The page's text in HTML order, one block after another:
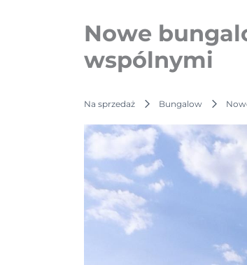
Nowe
wspólnymi
Na sprzedaż Bungalow